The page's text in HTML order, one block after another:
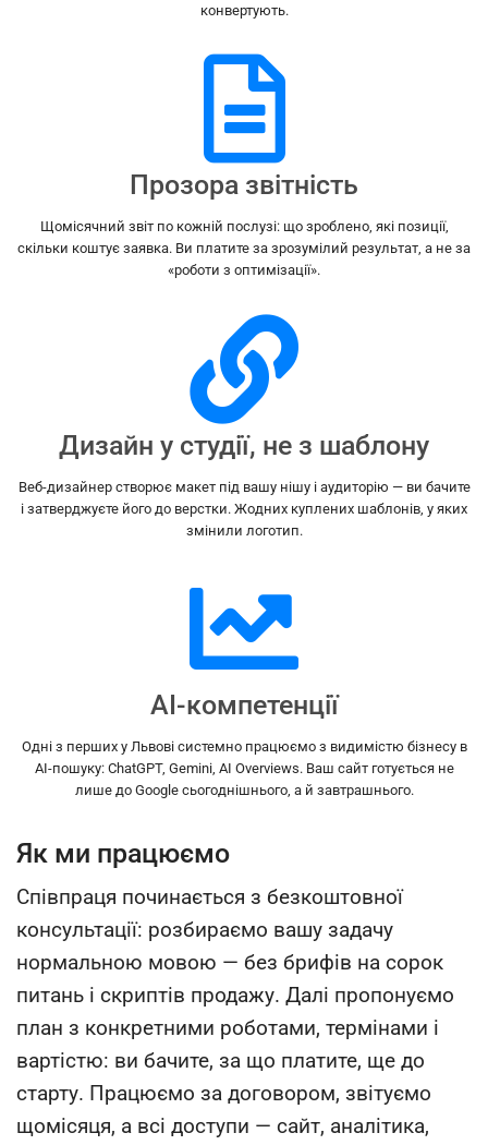
конвертують.
Прозора звітність
Щомісячний звіт по кожній послузі: що зроблено, які позиції,
скільки коштує заявка. Ви платите за зрозумілий результат, а не за
«роботи з оптимізації».
Дизайн у студії, не з шаблону
Веб-дизайнер створює макет під вашу нішу і аудиторію — ви бачите
і затверджуєте його до верстки. Жодних куплених шаблонів, у яких
змінили логотип.
AI-компетенції
Одні з перших у Львові системно працюємо з видимістю бізнесу в
AI-пошуку: ChatGPT, Gemini, AI Overviews. Ваш сайт готується не
лише до Google сьогоднішнього, а й завтрашнього.
Як ми працюємо
Співпраця починається з безкоштовної
консультації: розбираємо вашу задачу
нормальною мовою — без брифів на сорок
питань і скриптів продажу. Далі пропонуємо
план з конкретними роботами, термінами і
вартістю: ви бачите, за що платите, ще до
старту. Працюємо за договором, звітуємо
щомісяця, а всі доступи — сайт, аналітика,